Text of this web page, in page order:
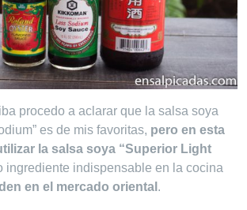
procedo a aclarar que la salsa soya
es de mis favoritas, pero en esta
la salsa soya “Superior Light
ingrediente indispensable en la cocina
en el mercado oriental .